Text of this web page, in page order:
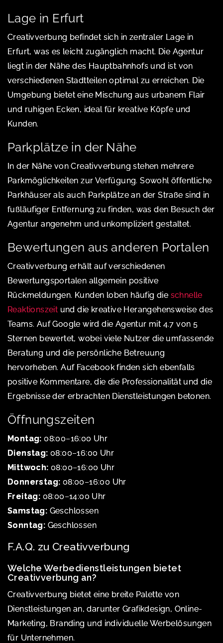
Lage in Erfurt
Creativverbung befindet sich in zentraler Lage in
Erfurt, was es leicht zugänglich macht. Die Agentur
liegt in der Nähe des Hauptbahnhofs und ist von
verschiedenen Stadtteilen optimal zu erreichen. Die
Umgebung bietet eine Mischung aus urbanem Flair
und ruhigen Ecken, ideal für kreative Köpfe und
Kunden.
Parkplätze in der Nähe
In der Nähe von Creativverbung stehen mehrere
Parkmöglichkeiten zur Verfügung. Sowohl öffentliche
Parkhäuser als auch Parkplätze an der Straße sind in
fußläufiger Entfernung zu finden, was den Besuch der
Agentur angenehm und unkompliziert gestaltet.
Bewertungen aus anderen Portalen
Creativverbung erhält auf verschiedenen
Bewertungsportalen allgemein positive
Rückmeldungen. Kunden loben häufig die schnelle
Reaktionszeit und die kreative Herangehensweise des
Teams. Auf Google wird die Agentur mit 4.7 von 5
Sternen bewertet, wobei viele Nutzer die umfassende
Beratung und die persönliche Betreuung
hervorheben. Auf Facebook finden sich ebenfalls
positive Kommentare, die die Professionalität und die
Ergebnisse der erbrachten Dienstleistungen betonen.
Öffnungszeiten
Montag: 08:00–16:00 Uhr
Dienstag: 08:00–16:00 Uhr
Mittwoch: 08:00–16:00 Uhr
Donnerstag: 08:00–16:00 Uhr
Freitag: 08:00–14:00 Uhr
Samstag: Geschlossen
Sonntag: Geschlossen
F.A.Q. zu Creativverbung
Welche Werbedienstleistungen bietet
Creativverbung an?
Creativverbung bietet eine breite Palette von
Dienstleistungen an, darunter Grafikdesign, Online-
Marketing, Branding und individuelle Werbelösungen
für Unternehmen.